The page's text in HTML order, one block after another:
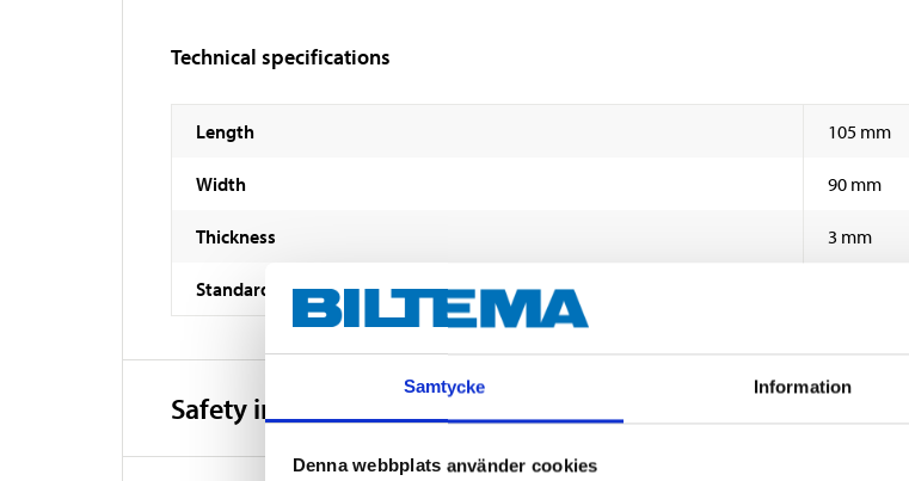
Samtycke Information
Denna webbplats använder cookies
Technical specifications
Length 105 mm
Width 90 mm
Thickness 3 mm
Standard
Safety instructions and other information